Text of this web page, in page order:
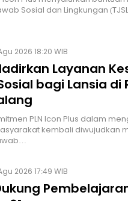
Sosial dan Lingkungan
2026 18:20 WIB
Layanan
bagi Lansia di
PLN Icon Plus dalam
kembali diwujudkan
2026 17:49 WIB